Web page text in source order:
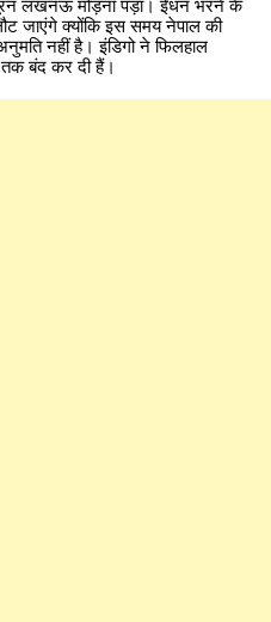
लखनऊ मोड़ना पड़ा। ईंधन भरने के
जाएंगे क्योंकि इस समय नेपाल की
नहीं है। इंडिगो ने फिलहाल
बंद कर दी हैं।